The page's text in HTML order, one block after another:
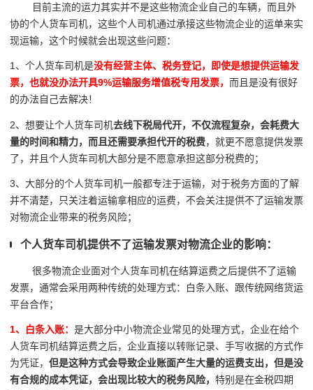
目前主流的运力其实并不是这些物流企业自己的车辆，而且外
协的个人货车司机，这些个人司机通过承接这些物流企业的运单来实
现运输，这个时候就会出现这些问题：
1、个人货车司机是没有经营主体、税务登记，即使是想提供运输发
票，也就没办法开具9%运输服务增值税专用发票， 而且是没有很好
的办法自己去解决！
2、想要让个人货车司机去线下税局代开，不仅流程复杂，会耗费大
量的时间和精力，而且还需要承担代开的税费，就更不愿意提供发票
了，并且个人货车司机大部分是不愿意承担这部分税费的；
3、大部分的个人货车司机一般都专注于运输，对于税务方面的了解
并不清楚，只关注着运输拿相应的运费，不会关注提供不了运输发票
对物流企业带来的税务风险；
个人货车司机提供不了运输发票对物流企业的影响：
很多物流企业面对个人货车司机在结算运费之后提供不了运输
发票，通常会采用两种传统的处理方式：白条入账、跟传统网络货运
平台合作；
1、白条入账： 是大部分中小物流企业常见的处理方式，企业在给个
人货车司机结算运费之后，企业直接以转账记录、手写收据的方式作
为凭证， 但是这种方式会导致企业账面产生大量的运费支出，但是没
有合规的成本凭证，会出现比较大的税务风险， 特别是在金税四期